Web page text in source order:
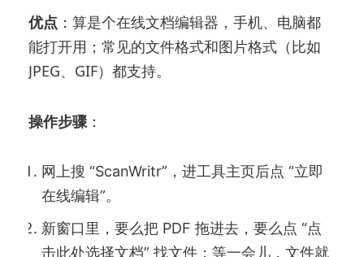
优点 ：算是个在线文档编辑器，手机、电脑都
能打开用；常见的文件格式和图片格式（比如
JPEG、GIF）都支持。
操作步骤 ：
网上搜 “ScanWritr”，进工具主页后点 “立即
在线编辑”。
新窗口里，要么把 PDF 拖进去，要么点 “点
击此处选择文档” 找文件；等一会儿，文件就